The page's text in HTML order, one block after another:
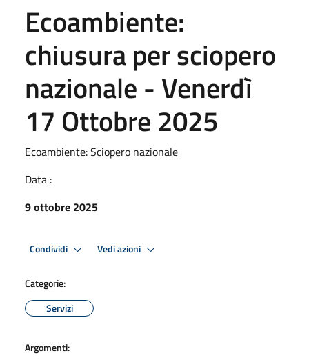
Ecoambiente:
chiusura per sciopero
nazionale - Venerdì
17 Ottobre 2025
Ecoambiente: Sciopero nazionale
Data :
9 ottobre 2025
Condividi Vedi azioni
Categorie:
Servizi
Argomenti: